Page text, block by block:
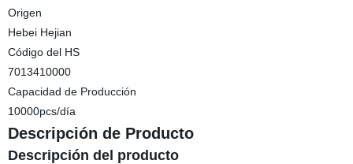
Origen
Hebei Hejian
Código del HS
7013410000
Capacidad de Producción
10000pcs/día
Descripción de Producto
Descripción del producto